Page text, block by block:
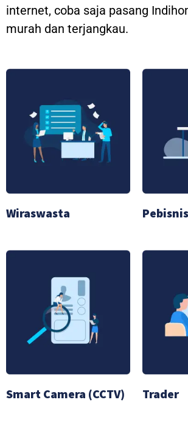
internet, coba saja pasang
murah dan terjangkau.
Wiraswasta
Smart Camera (CCTV) Trader